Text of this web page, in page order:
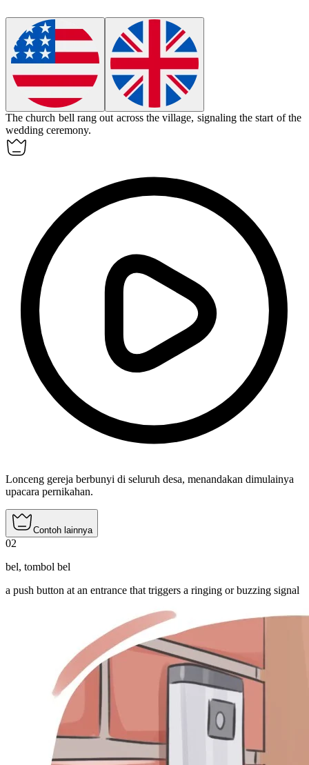
The church bell rang out across the village, signaling the start of the
wedding ceremony.
Lonceng gereja berbunyi di seluruh desa, menandakan dimulainya
upacara pernikahan.
Contoh lainnya
02
bel, tombol bel
a push button at an entrance that triggers a ringing or buzzing signal